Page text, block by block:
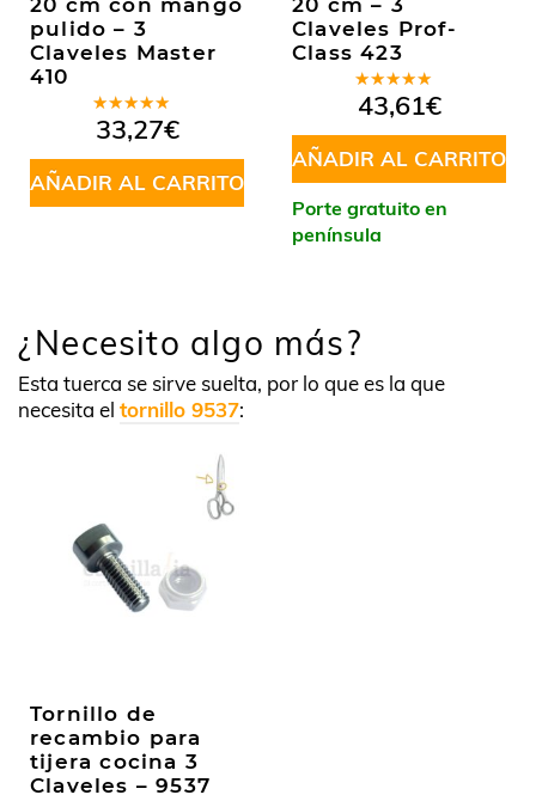
pulido – 3
Claveles Master
410
Valorado
en5.00de
5
33,27€
AÑADIR AL CARRITO
Claveles Prof-
Class 423
Valorado
en5.00de
5
43,61€
AÑADIR AL CARRITO
Porte gratuito en
península
¿Necesito algo más?
Esta tuerca se sirve suelta, por lo que es la que
necesita el tornillo 9537:
Tornillo de
recambio para
tijera cocina 3
Claveles – 9537